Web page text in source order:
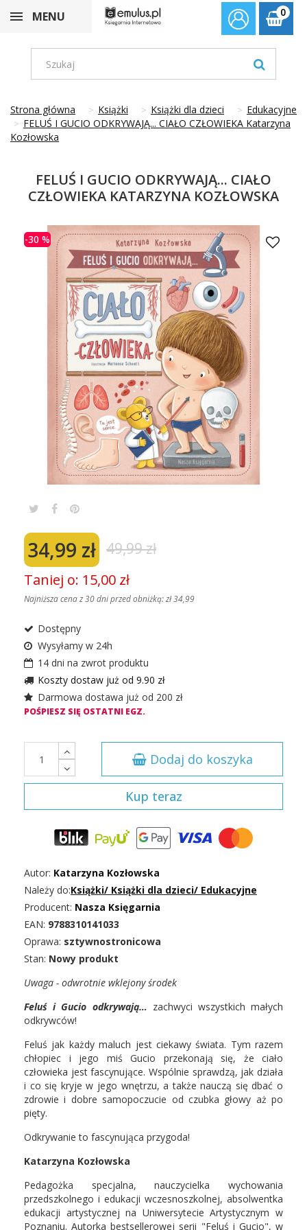
0
MENU
Strona główna Książki Książki dla dzieci
Edukacyjne
FELUŚ I GUCIO ODKRYWAJĄ... CIAŁO CZŁOWIEKA Katarzyna
Kozłowska
FELUŚ I GUCIO ODKRYWAJĄ... CIAŁO
CZŁOWIEKA KATARZYNA KOZŁOWSKA
-30 %
Autor: Katarzyna Kozłowska
Należy do:Książki/ Książki dla dzieci/ Edukacyjne
Producent: Nasza Księgarnia
EAN: 9788310141033
Oprawa: sztywnostronicowa
Stan: Nowy produkt
Uwaga - odwrotnie wklejony środek
Feluś i Gucio odkrywają… zachwyci wszystkich małych
odkrywców!
Feluś jak każdy maluch jest ciekawy świata. Tym razem
chłopiec i jego miś Gucio przekonają się, że ciało
człowieka jest fascynujące. Wspólnie sprawdzą, jak działa
i co się kryje w jego wnętrzu, a także nauczą się dbać o
zdrowie i dobre samopoczucie od czubka głowy aż po
pięty.
Odkrywanie to fascynująca przygoda!
Katarzyna Kozłowska
Pedagożka specjalna, nauczycielka wychowania
przedszkolnego i edukacji wczesnoszkolnej, absolwentka
edukacji artystycznej na Uniwersytecie Artystycznym w
Poznaniu. Autorka bestsellerowej serii "Feluś i Gucio", w
34,99 zł 49,99 zł
Taniej o: 15,00 zł
Najniższa cena z 30 dni przed obniżką:zł 34,99
Dostępny
Wysyłamy w 24h
14 dni na zwrot produktu
Koszty dostaw już od 9.90 zł
Darmowa dostawa już od 200 zł
POŚPIESZ SIĘ OSTATNI EGZ.
Dodaj do koszyka
Kup teraz